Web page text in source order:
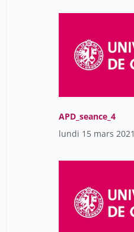
APD_seance_4
lundi 15 mars 2021